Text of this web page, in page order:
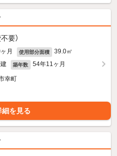
要）
月 使用部分面積 39.0㎡
築年数 54年11ヶ月
幸町
細を見る